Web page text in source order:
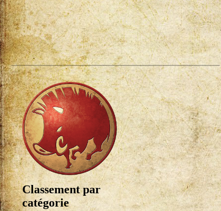
Classement par
catégorie